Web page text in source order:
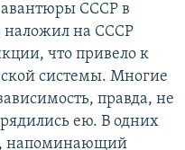
авантюры СССР в
наложил на СССР
что привело к
системы. Многие
правда, не
ею. В одних
напоминающий